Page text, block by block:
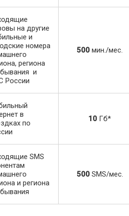
на другие
и
номера
региона
и
России
500 мин./мес.
в
по
10 Гб*
SMS
и региона
500 SMS/мес.